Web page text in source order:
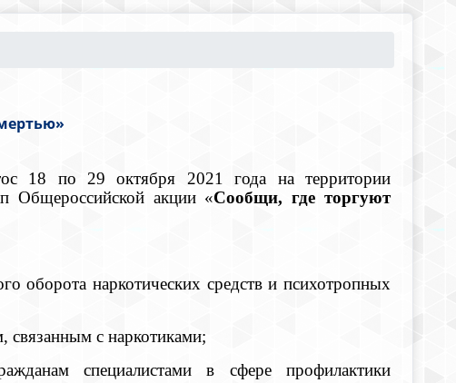
18 по 29 октября 2021 года на территории
Общероссийской акции «Сообщи, где торгуют
оборота наркотических средств и психотропных
связанным с наркотиками;
специалистами в сфере профилактики